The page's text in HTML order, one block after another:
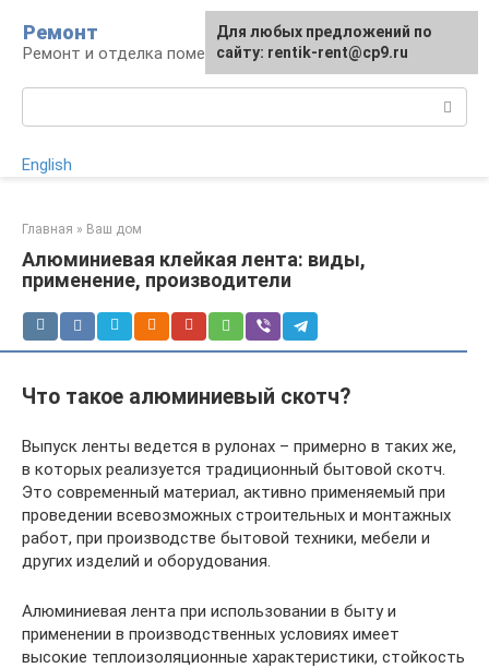
контенту
Ремонт
Ремонт и отделка помещений
English
Главная » Ваш дом
Алюминиевая клейкая лента: виды,
применение, производители
Что такое алюминиевый скотч?
Выпуск ленты ведется в рулонах – примерно в таких же,
в которых реализуется традиционный бытовой скотч.
Это современный материал, активно применяемый при
проведении всевозможных строительных и монтажных
работ, при производстве бытовой техники, мебели и
других изделий и оборудования.
Алюминиевая лента при использовании в быту и
применении в производственных условиях имеет
высокие теплоизоляционные характеристики, стойкость
Для любых предложений по
сайту: rentik-rent@cp9.ru